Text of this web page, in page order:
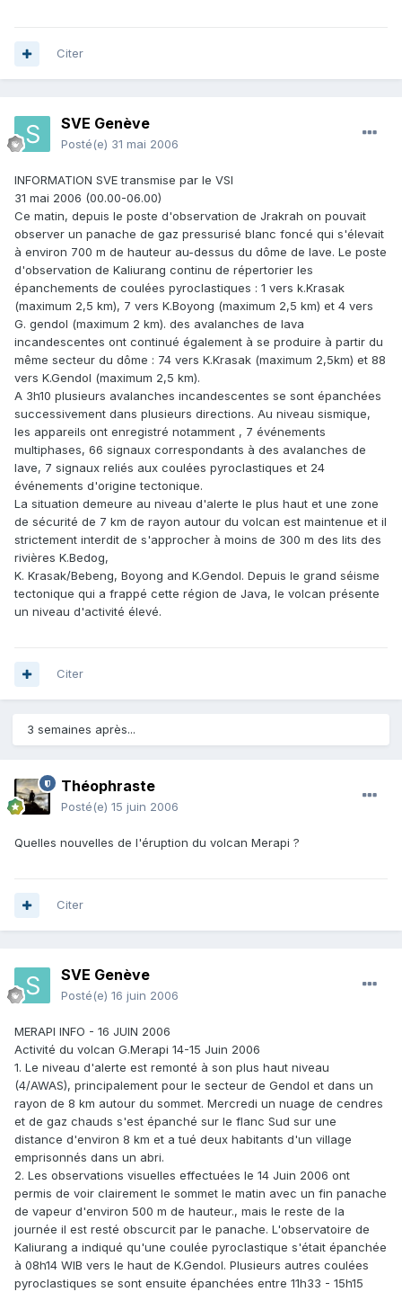
Citer
SVE Genève
Posté(e) 31 mai 2006
INFORMATION SVE transmise par le VSI
31 mai 2006 (00.00-06.00)
Ce matin, depuis le poste d'observation de Jrakrah on pouvait
observer un panache de gaz pressurisé blanc foncé qui s'élevait
à environ 700 m de hauteur au-dessus du dôme de lave. Le poste
d'observation de Kaliurang continu de répertorier les
épanchements de coulées pyroclastiques : 1 vers k.Krasak
(maximum 2,5 km), 7 vers K.Boyong (maximum 2,5 km) et 4 vers
G. gendol (maximum 2 km). des avalanches de lava
incandescentes ont continué également à se produire à partir du
même secteur du dôme : 74 vers K.Krasak (maximum 2,5km) et 88
vers K.Gendol (maximum 2,5 km).
A 3h10 plusieurs avalanches incandescentes se sont épanchées
successivement dans plusieurs directions. Au niveau sismique,
les appareils ont enregistré notamment , 7 événements
multiphases, 66 signaux correspondants à des avalanches de
lave, 7 signaux reliés aux coulées pyroclastiques et 24
événements d'origine tectonique.
La situation demeure au niveau d'alerte le plus haut et une zone
de sécurité de 7 km de rayon autour du volcan est maintenue et il
strictement interdit de s'approcher à moins de 300 m des lits des
rivières K.Bedog,
K. Krasak/Bebeng, Boyong and K.Gendol. Depuis le grand séisme
tectonique qui a frappé cette région de Java, le volcan présente
un niveau d'activité élevé.
Citer
3 semaines après...
Théophraste
Posté(e) 15 juin 2006
Quelles nouvelles de l'éruption du volcan Merapi ?
Citer
SVE Genève
Posté(e) 16 juin 2006
MERAPI INFO - 16 JUIN 2006
Activité du volcan G.Merapi 14-15 Juin 2006
1. Le niveau d'alerte est remonté à son plus haut niveau
(4/AWAS), principalement pour le secteur de Gendol et dans un
rayon de 8 km autour du sommet. Mercredi un nuage de cendres
et de gaz chauds s'est épanché sur le flanc Sud sur une
distance d'environ 8 km et a tué deux habitants d'un village
emprisonnés dans un abri.
2. Les observations visuelles effectuées le 14 Juin 2006 ont
permis de voir clairement le sommet le matin avec un fin panache
de vapeur d'environ 500 m de hauteur., mais le reste de la
journée il est resté obscurcit par le panache. L'observatoire de
Kaliurang a indiqué qu'une coulée pyroclastique s'était épanchée
à 08h14 WIB vers le haut de K.Gendol. Plusieurs autres coulées
pyroclastiques se sont ensuite épanchées entre 11h33 - 15h15